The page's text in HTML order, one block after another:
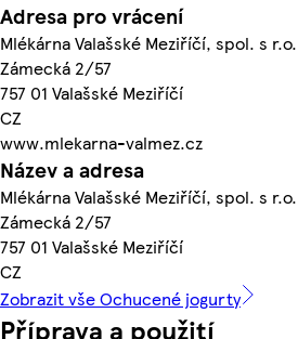
Adresa pro vrácení
Mlékárna Valašské Meziříčí, spol. s r.o.
Zámecká 2/57
757 01 Valašské Meziříčí
CZ
www.mlekarna-valmez.cz
Název a adresa
Mlékárna Valašské Meziříčí, spol. s r.o.
Zámecká 2/57
757 01 Valašské Meziříčí
CZ
Zobrazit vše Ochucené jogurty
Příprava a použití